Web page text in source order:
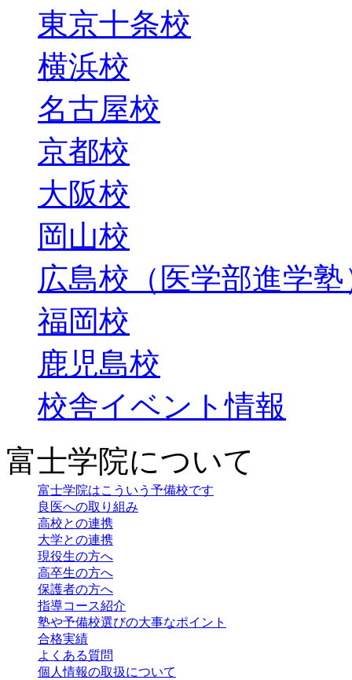
東京十条校
横浜校
名古屋校
京都校
大阪校
岡山校
広島校（医学部進学塾
福岡校
鹿児島校
校舎イベント情報
富士学院について
富士学院はこういう予備校です
良医への取り組み
高校との連携
大学との連携
現役生の方へ
高卒生の方へ
保護者の方へ
指導コース紹介
塾や予備校選びの大事なポイント
合格実績
よくある質問
個人情報の取扱について